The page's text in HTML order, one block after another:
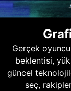
Gerçek
beklentisi,
güncel
seç,